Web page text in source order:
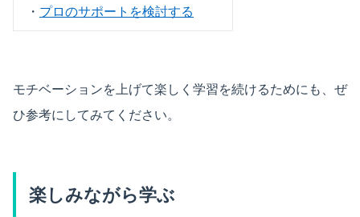
・ プロのサポートを検討する
モチベーションを上げて楽しく学習を続けるためにも、ぜ
ひ参考にしてみてください。
楽しみながら学ぶ